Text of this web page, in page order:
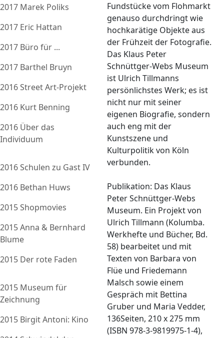
2017 Marek Poliks
2017 Eric Hattan
2017 Büro für ...
2017 Barthel Bruyn
2016 Street Art-Projekt
2016 Kurt Benning
2016 Über das
Individuum
2016 Schulen zu Gast IV
2016 Bethan Huws
2015 Shopmovies
2015 Anna & Bernhard
Blume
2015 Der rote Faden
2015 Museum für
Zeichnung
2015 Birgit Antoni: Kino
Fundstücke vom Flohmarkt
genauso durchdringt wie
hochkarätige Objekte aus
der Frühzeit der Fotografie.
Das Klaus Peter
Schnüttger-Webs Museum
ist Ulrich Tillmanns
persönlichstes Werk; es ist
nicht nur mit seiner
eigenen Biografie, sondern
auch eng mit der
Kunstszene und
Kulturpolitik von Köln
verbunden.
Publikation: Das Klaus
Peter Schnüttger-Webs
Museum. Ein Projekt von
Ulrich Tillmann (Kolumba.
Werkhefte und Bücher, Bd.
58) bearbeitet und mit
Texten von Barbara von
Flüe und Friedemann
Malsch sowie einem
Gespräch mit Bettina
Gruber und Maria Vedder,
136Seiten, 210 x 275 mm
(ISBN 978-3-9819975-1-4),